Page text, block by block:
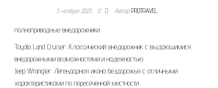
5 ноября 2023 0 АвторPROTRAVEL
полноприводные внедорожники
Toyota Land Cruiser: Классический внедорожник с выдающимися
внедорожными возможностями и надежностью.
Jeep Wrangler: Легендарная икона бездорожья с отличными
характеристиками по пересеченной местности.